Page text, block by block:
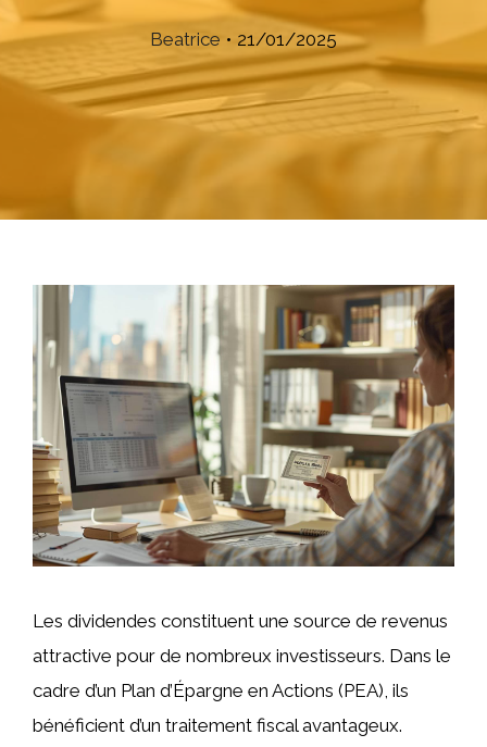
Beatrice • 21/01/2025
Les dividendes constituent une source de revenus
attractive pour de nombreux investisseurs. Dans le
cadre d’un Plan d’Épargne en Actions (PEA), ils
bénéficient d’un traitement fiscal avantageux.